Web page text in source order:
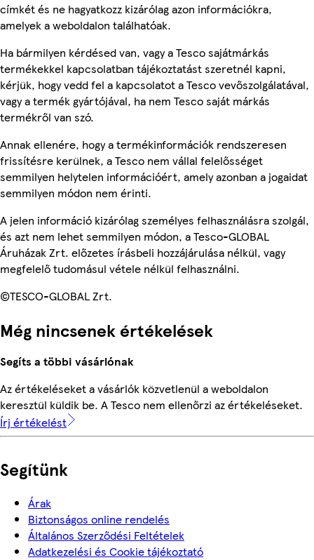
címkét és ne hagyatkozz kizárólag azon információkra,
amelyek a weboldalon találhatóak.
Ha bármilyen kérdésed van, vagy a Tesco sajátmárkás
termékekkel kapcsolatban tájékoztatást szeretnél kapni,
kérjük, hogy vedd fel a kapcsolatot a Tesco vevőszolgálatával,
vagy a termék gyártójával, ha nem Tesco saját márkás
termékről van szó.
Annak ellenére, hogy a termékinformációk rendszeresen
frissítésre kerülnek, a Tesco nem vállal felelősséget
semmilyen helytelen információért, amely azonban a jogaidat
semmilyen módon nem érinti.
A jelen információ kizárólag személyes felhasználásra szolgál,
és azt nem lehet semmilyen módon, a Tesco-GLOBAL
Áruházak Zrt. előzetes írásbeli hozzájárulása nélkül, vagy
megfelelő tudomásul vétele nélkül felhasználni.
©TESCO-GLOBAL Zrt.
Még nincsenek értékelések
Segíts a többi vásárlónak
Az értékeléseket a vásárlók közvetlenül a weboldalon
keresztül küldik be. A Tesco nem ellenőrzi az értékeléseket.
Írj értékelést
Segítünk
Árak
Biztonságos online rendelés
Általános Szerződési Feltételek
Adatkezelési és Cookie tájékoztató